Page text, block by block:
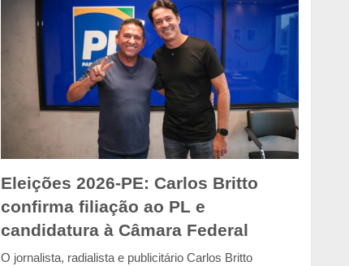
Eleições 2026-PE: Carlos Britto
confirma filiação ao PL e
candidatura à Câmara Federal
O jornalista, radialista e publicitário Carlos Britto